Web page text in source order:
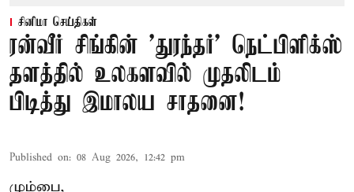
சினிமா செய்திகள்
ரன்வீர் சிங்கின் 'துரந்தர்' நெட்பிளிக்ஸ்
தளத்தில் உலகளவில் முதலிடம்
பிடித்து இமாலய சாதனை!
Published on: 08 Aug 2026, 12:42 pm
மும்பை,